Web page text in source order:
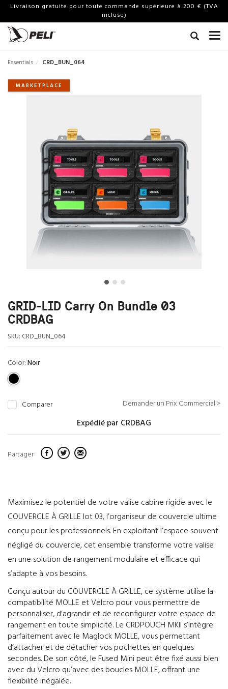
Livraison gratuite pour toute commande supérieure à 200 € (TVA
incluse)
Essentials CRD_BUN_064
MARKETPLACE
GRID-LID Carry On Bundle 03
CRDBAG
SKU: CRD_BUN_064
Color:Noir
Comparer Demander un Prix Commercial >
Expédié par CRDBAG
Partager
Maximisez le potentiel de votre valise cabine rigide avec le
COUVERCLE À GRILLE lot 03, l’organiseur de couvercle ultime
conçu pour les professionnels. En exploitant l’espace souvent
négligé du couvercle, cet ensemble transforme votre valise
en une solution de rangement modulaire et efficace qui
s’adapte à vos besoins.
Conçu autour du COUVERCLE À GRILLE, ce système utilise la
compatibilité MOLLE et Velcro pour vous permettre de
personnaliser, d’agrandir et de reconfigurer votre espace de
rangement en toute simplicité. Le CRDPOUCH MKII s’intègre
parfaitement avec le Maglock MOLLE, vous permettant
d’attacher et de détacher vos pochettes en quelques
secondes. De son côté, le Fused Mini peut être fixé aussi bien
avec du Velcro qu’avec des boucles MOLLE, offrant une
flexibilité inégalée.